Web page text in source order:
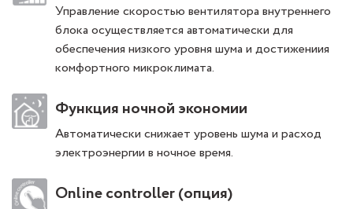
Управление скоростью вентилятора внутреннего
блока осуществляется автоматически для
обеспечения низкого уровня шума и достижениия
комфортного микроклимата.
Функция ночной экономии
Автоматически снижает уровень шума и расход
электроэнергии в ночное время.
Online controller (опция)